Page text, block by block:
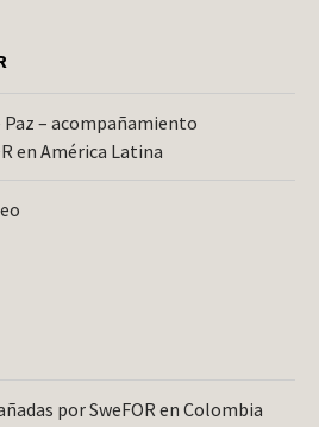
– acompañamiento
en América Latina
por SweFOR en Colombia